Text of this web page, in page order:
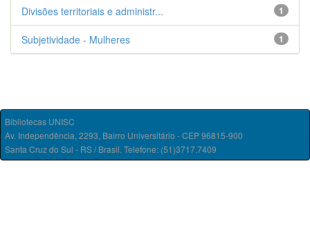
1
Divisões territoriais e administr...
1
Subjetividade - Mulheres
Bibliotecas UNISC
Av. Independência, 2293, Bairro Universitário - CEP 96815-900
Santa Cruz do Sul - RS / Brasil. Telefone: (51)3717.7409